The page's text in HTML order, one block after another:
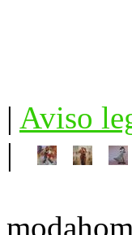
| Aviso
|